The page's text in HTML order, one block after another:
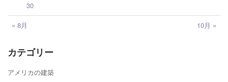
« 8月 10月 »
30
カテゴリー
アメリカの建築